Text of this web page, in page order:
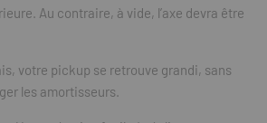
Au contraire, à vide, l’axe devra être
votre pickup se retrouve grandi, sans
les amortisseurs.